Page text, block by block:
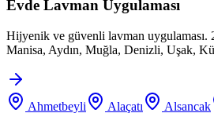
Evde Lavman Uygulaması
Hijyenik ve güvenli lavman
Manisa, Aydın, Muğla, Denizli, Uşak,
Ahmetbeyli Alaçatı Alsancak